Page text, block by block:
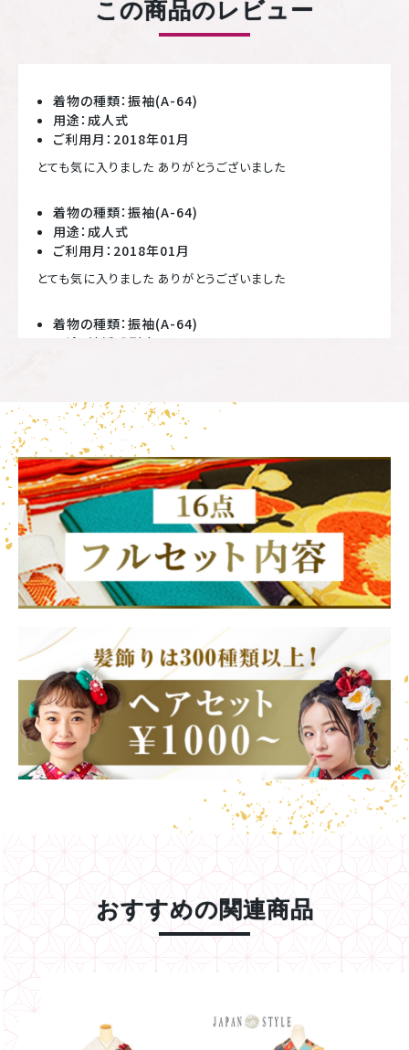
この商品のレビュー
着物の種類：振袖(A-64)
用途：成人式
ご利用月：2018年01月
とても気に入りました ありがとうございました
着物の種類：振袖(A-64)
用途：成人式
ご利用月：2018年01月
とても気に入りました ありがとうございました
着物の種類：振袖(A-64)
用途：結婚式列席
ているので大変良いと思いました。
おすすめの関連商品